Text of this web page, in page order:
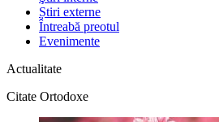
Știri externe
Întreabă preotul
Evenimente
Actualitate
Citate Ortodoxe